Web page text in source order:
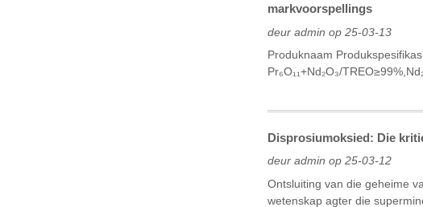
markvoorspellings
deur admin op 25-03-13
Produknaam
Pr₆O₁₁+Nd₂O₃/
Disprosiumoksied: Die
deur admin op 25-03-12
Ontsluiting van die geheime
wetenskap agter die